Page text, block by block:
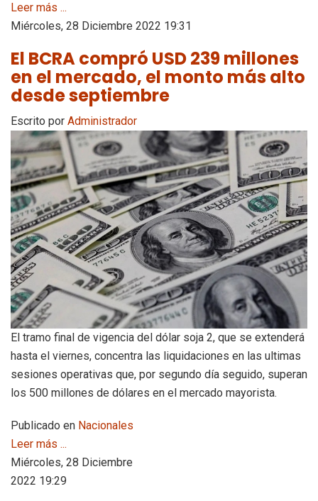
Leer más ...
Miércoles, 28 Diciembre 2022 19:31
El BCRA compró USD 239 millones
en el mercado, el monto más alto
desde septiembre
Escrito por Administrador
El tramo final de vigencia del dólar soja 2, que se extenderá
hasta el viernes, concentra las liquidaciones en las ultimas
sesiones operativas que, por segundo día seguido, superan
los 500 millones de dólares en el mercado mayorista.
Publicado en Nacionales
Leer más ...
Miércoles, 28 Diciembre
2022 19:29